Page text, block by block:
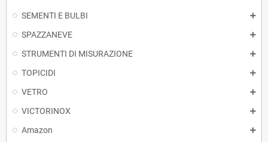
SEMENTI E BULBI
SPAZZANEVE
STRUMENTI DI MISURAZIONE
TOPICIDI
VETRO
VICTORINOX
Amazon